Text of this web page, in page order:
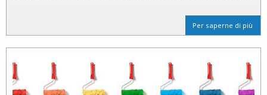
Per saperne di più